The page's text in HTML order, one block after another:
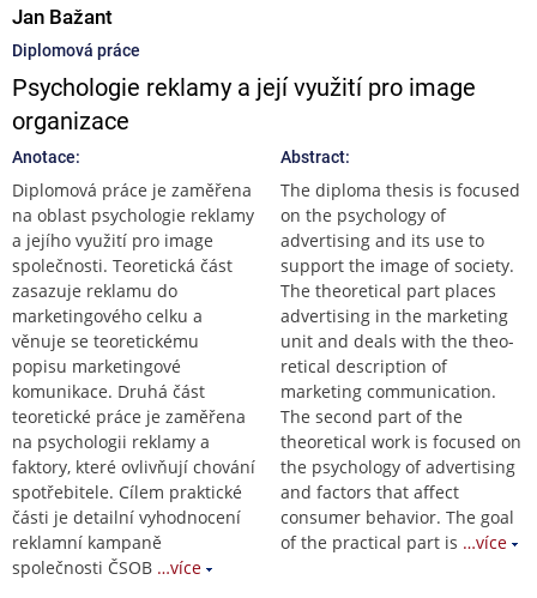
Jan Bažant
Diplomová práce
Psychologie reklamy a její využití pro image
organizace
Anotace:
Diplomová práce je zaměřena
na oblast psychologie reklamy
a jejího využití pro image
společnosti. Teoretická část
zasazuje reklamu do
marketingového celku a
věnuje se teoretickému
popisu marketingové
komunikace. Druhá část
teoretické práce je zaměřena
na psychologii reklamy a
faktory, které ovlivňují chování
spotřebitele. Cílem praktické
části je detailní vyhodnocení
reklamní kampaně
společnosti ČSOB …více
Abstract:
The diploma thesis is focused
on the psychology of
advertising and its use to
support the image of society.
The theoretical part places
advertising in the marketing
unit and deals with the theo-
retical description of
marketing communication.
The second part of the
theoretical work is focused on
the psychology of advertising
and factors that affect
consumer behavior. The goal
of the practical part is …více